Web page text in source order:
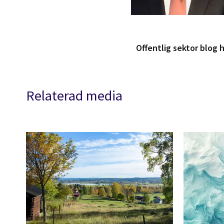
Offentlig sektor blog
Relaterad media